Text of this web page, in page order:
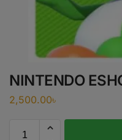
NINTENDO
2,500.00৳